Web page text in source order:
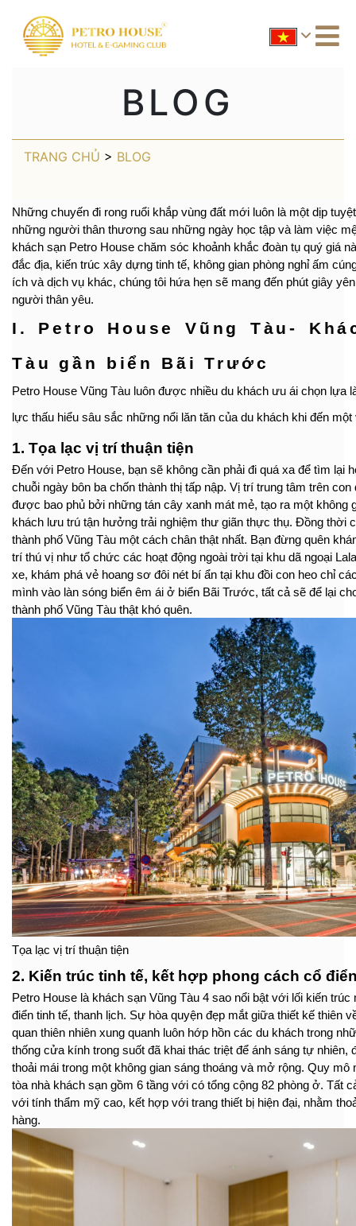
BLOG
TRANG CHỦ > BLOG
Những chuyến đi rong ruổi khắp vùng đất mới luôn là một dịp
những người thân thương sau những ngày học tập và làm việc
khách sạn Petro House chăm sóc khoảnh khắc đoàn tụ quý giá
đắc địa, kiến trúc xây dựng tinh tế, không gian phòng nghỉ ấm
ích và dịch vụ khác, chúng tôi hứa hẹn sẽ mang đến phút giây
người thân yêu.
I. Petro House Vũng Tàu-
Tàu gần biển Bãi Trước
Petro House Vũng Tàu luôn được nhiều du khách ưu ái chọn lựa
lực thấu hiểu sâu sắc những nổi lăn tăn của du khách khi đến
1. Tọa lạc vị trí thuận tiện
Đến với Petro House, bạn sẽ không cần phải đi quá xa để tìm lại
chuỗi ngày bôn ba chốn thành thị tấp nập. Vị trí trung tâm trên
được bao phủ bởi những tán cây xanh mát mẻ, tạo ra một không
khách lưu trú tận hưởng trải nghiệm thư giãn thực thụ. Đồng thời
thành phố Vũng Tàu một cách chân thật nhất. Bạn đừng quên
trí thú vị như tổ chức các hoạt động ngoài trời tại khu dã ngoại
xe, khám phá vẻ hoang sơ đôi nét bí ẩn tại khu đồi con heo chỉ
mình vào làn sóng biển êm ái ở biển Bãi Trước, tất cả sẽ để lại
thành phố Vũng Tàu thật khó quên.
Tọa lạc vị trí thuận tiện
2. Kiến trúc tinh tế, kết hợp phong cách cổ
Petro House là khách sạn Vũng Tàu 4 sao nổi bật với lối kiến
điển tinh tế, thanh lịch. Sự hòa quyện đẹp mắt giữa thiết kế thiên
quan thiên nhiên xung quanh luôn hớp hồn các du khách trong
thống cửa kính trong suốt đã khai thác triệt để ánh sáng tự nhiên,
thoải mái trong một không gian sáng thoáng và mở rộng. Quy mô
tòa nhà khách sạn gồm 6 tầng với có tổng cộng 82 phòng ở. Tất
với tính thẩm mỹ cao, kết hợp với trang thiết bị hiện đại, nhằm
hàng.